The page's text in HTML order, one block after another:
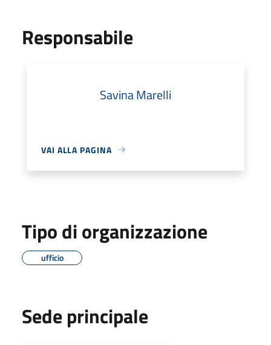
Responsabile
Savina Marelli
VAI ALLA PAGINA
Tipo di organizzazione
ufficio
Sede principale